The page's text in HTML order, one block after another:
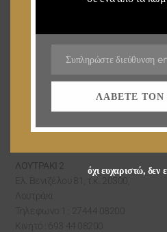
Τηλεφωνο 2 : 210 96 26 458
ΛΟΥΤΡΑΚΙ
Ελ. Βενιζέλου 51, τ.κ. 20300,
Λουτράκι
Τηλεφωνο 1 : 27440 62300
ΛΟΥΤΡΑΚΙ 2
Ελ. Βενιζέλου 81, τ.κ. 20300,
Λουτράκι
Τηλεφωνο 1 : 27444 08200
Κινητό : 693 44 08200
Email
Συπληρώστε διεύθυνση
ΛΆΒΕΤΕ ΤΟΝ
όχι ευχαριστώ, δεν